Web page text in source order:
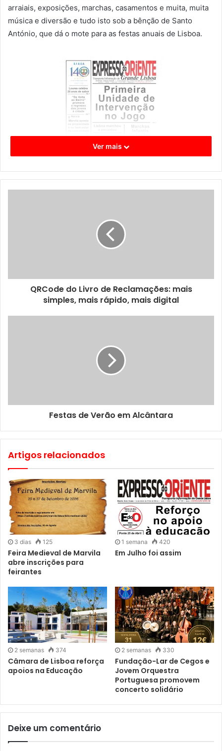
arraiais, exposições, marchas, casamentos e muita, muita
música e diversão e tudo isto sob a bênção de Santo
António, que dá o mote para as festas anuais de Lisboa.
Também houve aniversários a assinalar, A SFUCO
comemorou 140 anos de actividade e as Marchas Infantis
de Lisboa festejaram o 30.º aniversário, esta última um
A Penha de França destacou-se este mês pela intensa
Destaca-se também nesta edição o programa “De Volta ao
Bairro” que promove o regresso dos jovens às freguesias
Saiba ainda que no Jardim Zoológico de Lisboa já habita
concelho de Loures, está a decorrer o Festival do Caracol.
A terminar fica a informação de que foi criada a primeira
Unidade de Intervenção no Jogo para apoiar pessoas com
problemas a esse nível e que a Câmara Municipal de
Lisboa renovou a parceria com a DECO para ajudar
pessoas em situação de sobre-endividamento.
Nas últimas páginas encontra sugestões para aproveitar o
Verão ao máximo. Divirta-se.
Ver mais
QRCode do Livro de Reclamações: mais
simples, mais rápido, mais digital
Festas de Verão em Alcântara
Artigos relacionados
3 dias 125
Feira Medieval de Marvila
abre inscrições para
feirantes
1 semana 420
Em Julho foi assim
2 semanas 374
Câmara de Lisboa reforça
apoios na Educação
2 semanas 330
Fundação-Lar de Cegos e
Jovem Orquestra
Portuguesa promovem
concerto solidário
Deixe um comentário